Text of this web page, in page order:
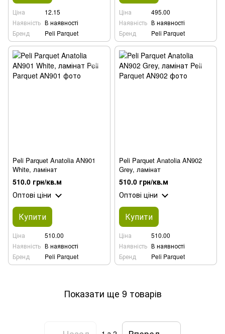
Ціна
12.15
Наявність В наявності
Бренд
Peli Parquet
Ціна
495.00
Наявність В наявності
Бренд
Peli Parquet
Peli Parquet Anatolia AN901
White, ламінат
510.0 грн/кв.м
Оптові ціни
Купити
Ціна
510.00
Наявність В наявності
Бренд
Peli Parquet
Peli Parquet Anatolia AN902
Grey, ламінат
510.0 грн/кв.м
Оптові ціни
Купити
Ціна
510.00
Наявність В наявності
Бренд
Peli Parquet
Показати ще 9 товарів